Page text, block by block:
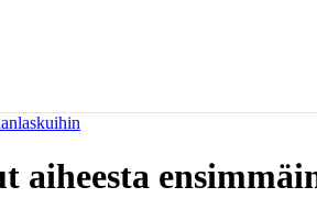
aiheesta